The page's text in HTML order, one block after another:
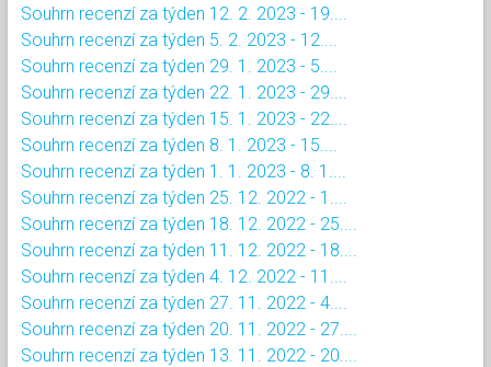
Souhrn recenzí za týden 12. 2. 2023 - 19....
Souhrn recenzí za týden 5. 2. 2023 - 12....
Souhrn recenzí za týden 29. 1. 2023 - 5....
Souhrn recenzí za týden 22. 1. 2023 - 29....
Souhrn recenzí za týden 15. 1. 2023 - 22....
Souhrn recenzí za týden 8. 1. 2023 - 15....
Souhrn recenzí za týden 1. 1. 2023 - 8. 1....
Souhrn recenzí za týden 25. 12. 2022 - 1....
Souhrn recenzí za týden 18. 12. 2022 - 25....
Souhrn recenzí za týden 11. 12. 2022 - 18....
Souhrn recenzí za týden 4. 12. 2022 - 11....
Souhrn recenzí za týden 27. 11. 2022 - 4....
Souhrn recenzí za týden 20. 11. 2022 - 27....
Souhrn recenzí za týden 13. 11. 2022 - 20....